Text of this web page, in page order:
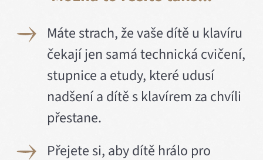
Máte strach, že vaše dítě u klavíru
čekají jen samá technická cvičení,
stupnice a etudy, které udusí
nadšení a dítě s klavírem za chvíli
přestane.
Přejete si, aby dítě hrálo pro